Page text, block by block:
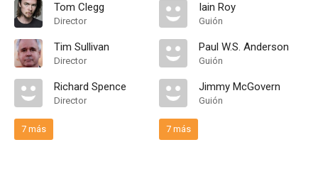
Tom Clegg
Director
Tim Sullivan
Director
Richard Spence
Director
7 más
Iain Roy
Guión
Paul W.S. Anderson
Guión
Jimmy McGovern
Guión
7 más